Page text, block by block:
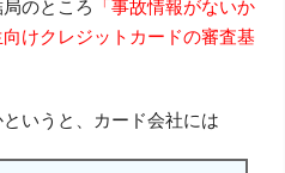
のところ 「事故情報がないか
けクレジットカードの審査基
いうと、カード会社には